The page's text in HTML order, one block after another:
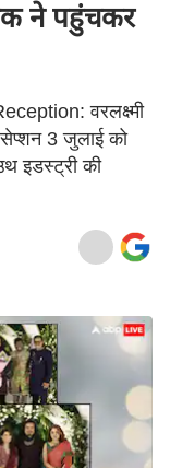
ने पहुंचकर
वरलक्ष्मी
3 जुलाई को
इडस्ट्री की